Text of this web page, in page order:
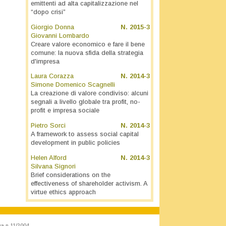
emittenti ad alta capitalizzazione nel
“dopo crisi”
N. 2015-3
Giorgio Donna
Giovanni Lombardo
Creare valore economico e fare il bene
comune: la nuova sfida della strategia
d'impresa
N. 2014-3
Laura Corazza
Simone Domenico Scagnelli
La creazione di valore condiviso: alcuni
segnali a livello globale tra profit, no-
profit e impresa sociale
N. 2014-3
Pietro Sorci
A framework to assess social capital
development in public policies
N. 2014-3
Helen Alford
Silvana Signori
Brief considerations on the
effectiveness of shareholder activism. A
virtue ethics approach